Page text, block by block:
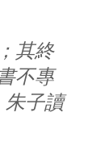
其終
不專
朱子讀